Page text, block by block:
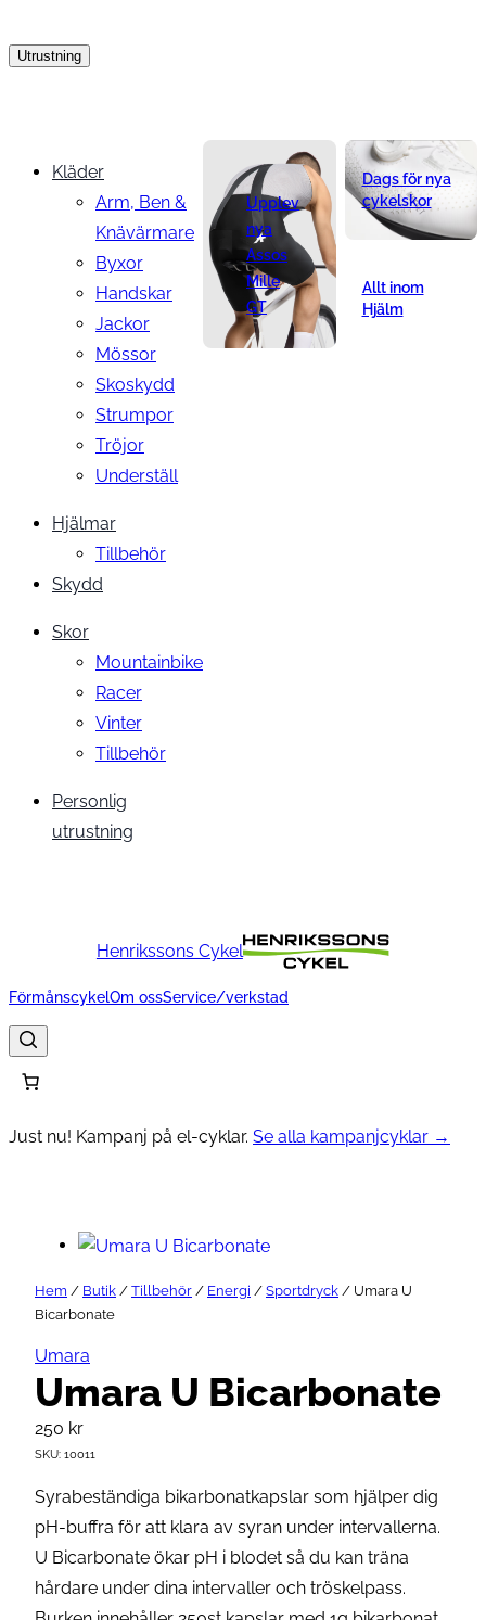
Utrustning
Kläder
Arm, Ben &
Knävärmare
Byxor
Handskar
Jackor
Mössor
Skoskydd
Strumpor
Tröjor
Underställ
Hjälmar
Tillbehör
Skydd
Skor
Mountainbike
Racer
Vinter
Tillbehör
Personlig
utrustning
Upplev
nya
Assos
Mille
GT
Dags för nya
cykelskor
Allt inom
Hjälm
Henrikssons Cykel
FörmånscykelOm ossService/verkstad
Just nu! Kampanj på el-cyklar. Se alla kampanjcyklar →
Hem / Butik / Tillbehör / Energi / Sportdryck / Umara U
Bicarbonate
Umara
Umara U Bicarbonate
250 kr
SKU: 10011
Syrabeständiga bikarbonatkapslar som hjälper dig
pH-buffra för att klara av syran under intervallerna.
U Bicarbonate ökar pH i blodet så du kan träna
hårdare under dina intervaller och tröskelpass.